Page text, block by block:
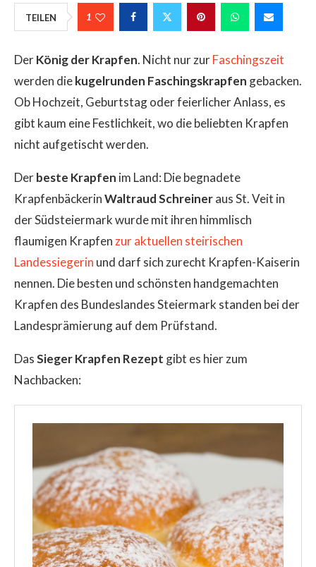
TEILEN 1
DerKönig der Krapfen. Nicht nur zurFaschingszeit
werden diekugelrunden Faschingskrapfen gebacken.
Ob Hochzeit, Geburtstag oder feierlicher Anlass, es
gibt kaum eine Festlichkeit, wo die beliebten Krapfen
nicht aufgetischt werden.
Derbeste Krapfen im Land: Die begnadete
KrapfenbäckerinWaltraud Schreineraus St. Veit in
der Südsteiermark wurde mit ihren himmlisch
flaumigen Krapfen zur aktuellen steirischen
Landessiegerin und darf sich zurecht Krapfen-Kaiserin
nennen. Die besten und schönsten handgemachten
Krapfen des Bundeslandes Steiermark standen bei der
Landesprämierung auf dem Prüfstand.
DasSieger Krapfen Rezept gibt es hier zum
Nachbacken: